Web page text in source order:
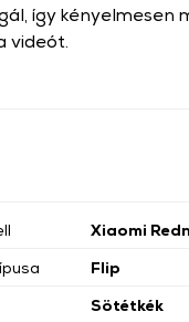
Xiaomi
Flip
Sötétkék
így kényelmesen
videót.